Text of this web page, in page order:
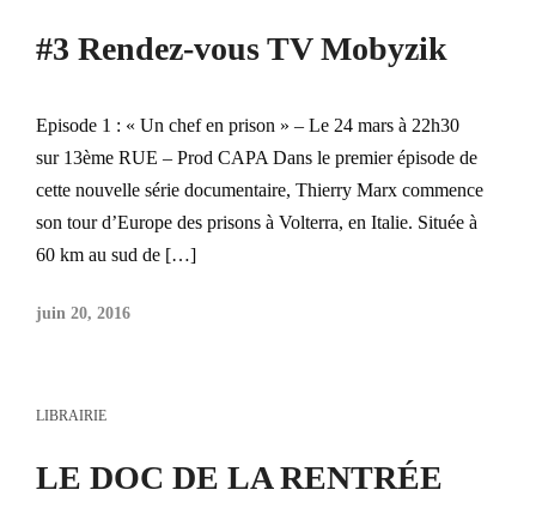
#3 Rendez-vous TV Mobyzik
Episode 1 : « Un chef en prison » – Le 24 mars à 22h30
sur 13ème RUE – Prod CAPA Dans le premier épisode de
cette nouvelle série documentaire, Thierry Marx commence
son tour d’Europe des prisons à Volterra, en Italie. Située à
60 km au sud de […]
juin 20, 2016
LIBRAIRIE
LE DOC DE LA RENTRÉE